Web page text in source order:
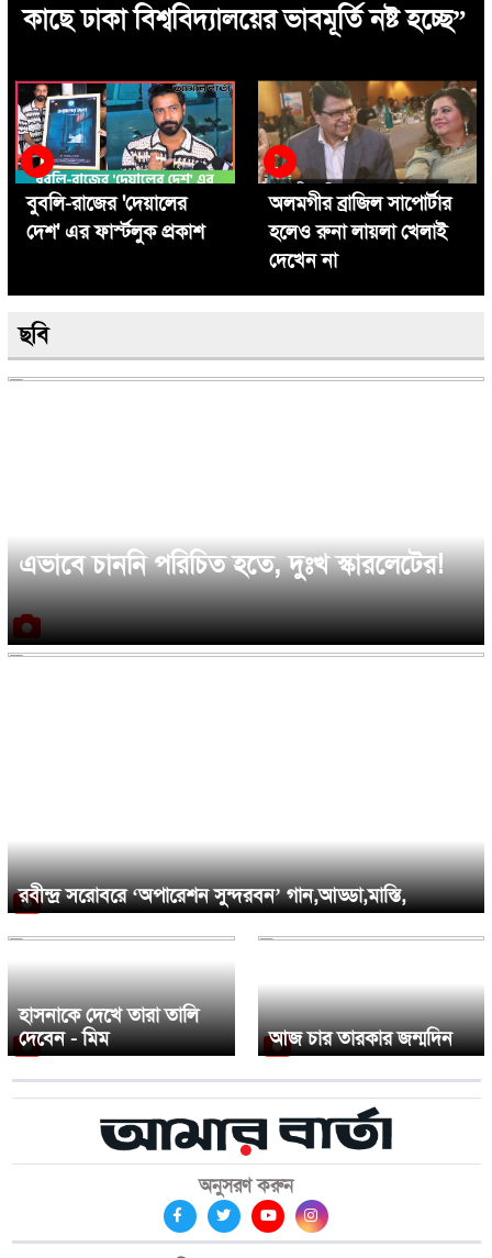
কাছে ঢাকা বিশ্ববিদ্যালয়ের ভাবমূর্তি নষ্ট হচ্ছে”
বুবলি-রাজের 'দেয়ালের
দেশ' এর ফার্স্টলুক প্রকাশ
অলমগীর ব্রাজিল সাপোর্টার
হলেও রুনা লায়লা খেলাই
দেখেন না
ছবি
এভাবে চাননি পরিচিত হতে, দুঃখ স্কারলেটের!
রবীন্দ্র সরোবরে ‘অপারেশন সুন্দরবন’ গান,আড্ডা,মাস্তি,
হাসনাকে দেখে তারা তালি
দেবেন - মিম
আজ চার তারকার জন্মদিন
অনুসরণ করুন